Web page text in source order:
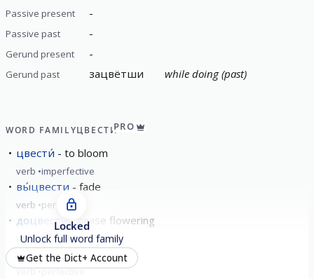
Passive present -
Passive past -
Gerund present -
Gerund past зацвётши while doing (past)
WORD FAMILYЦВЕСТИ́PRO
цвести́ to bloom
verb imperfective
вы́цвести fade
verb perfective
доцвести́ cease flowering
verb perfective
зацвести́ blossom
verb perfective
Locked
Unlock full word family
Get the Dict+ Account